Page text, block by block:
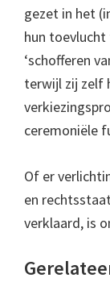
gezet in het
hun
‘schofferen
terwijl zij zelf
ceremoniële
Of er
en
verklaard, is